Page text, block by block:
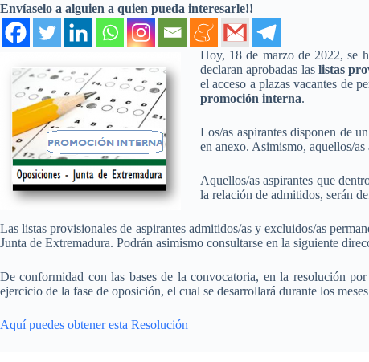
Envíaselo a alguien a quien pueda interesarle!!
Hoy, 18 de marzo de 2022, se
declaran aprobadas laslistas
el acceso a plazas vacantes de
promoción interna.
Los/as aspirantes disponen de un
en anexo. Asimismo, aquellos/
Aquellos/as aspirantes que
la relación de admitidos, serán
Las listas provisionales de aspirantes admitidos/as y excluidos/as
Junta de Extremadura. Podrán asimismo consultarse en la siguiente
De conformidad con las bases de la convocatoria, en la resolución
ejercicio de la fase de oposición, el cual se desarrollará durante los
Aquí puedes obtener esta Resolución